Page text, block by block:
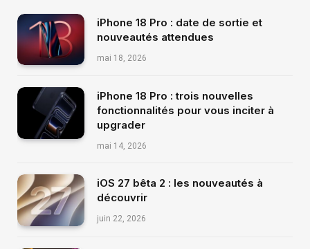
iPhone 18 Pro : date de sortie et
nouveautés attendues
mai 18, 2026
iPhone 18 Pro : trois nouvelles
fonctionnalités pour vous inciter à
upgrader
mai 14, 2026
iOS 27 bêta 2 : les nouveautés à
découvrir
juin 22, 2026